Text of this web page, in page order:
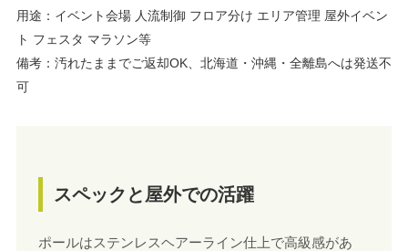
用途：イベント会場 人流制御 フロア分け エリア管理 屋外イベン
ト フェスタ マラソン等
備考：汚れたままでご返却OK、北海道・沖縄・全離島へは発送不
可
スペックと屋外での活躍
ポールはステンレスヘアーライン仕上で高級感があ